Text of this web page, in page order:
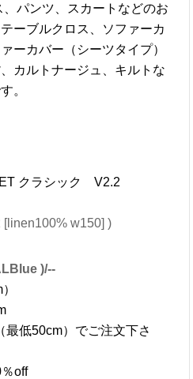
パンツ、スカートなどのお
ーブルクロス、ソファーカ
ーカバー（シーツタイプ）
カルトナージュ、キルトな
。
クラシック V2.2
w150] )
)/--
低50cm）でご注文下さ
off